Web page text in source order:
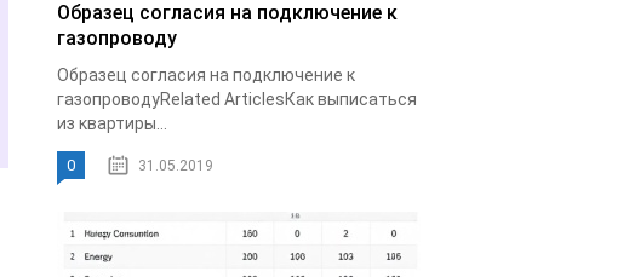
Образец согласия на подключение к
газопроводу
Образец согласия на подключение к
газопроводуRelated ArticlesКак выписаться
из квартиры...
0 31.05.2019